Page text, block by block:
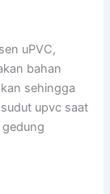
uPVC,
bahan
sehingga
upvc saat